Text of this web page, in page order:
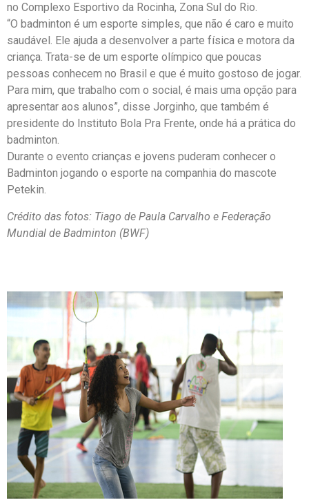
no Complexo Esportivo da Rocinha, Zona Sul do Rio.
“O badminton é um esporte simples, que não é caro e muito
saudável. Ele ajuda a desenvolver a parte física e motora da
criança. Trata-se de um esporte olímpico que poucas
pessoas conhecem no Brasil e que é muito gostoso de jogar.
Para mim, que trabalho com o social, é mais uma opção para
apresentar aos alunos”, disse Jorginho, que também é
presidente do Instituto Bola Pra Frente, onde há a prática do
badminton.
Durante o evento crianças e jovens puderam conhecer o
Badminton jogando o esporte na companhia do mascote
Petekin.
Crédito das fotos: Tiago de Paula Carvalho e Federação
Mundial de Badminton (BWF)